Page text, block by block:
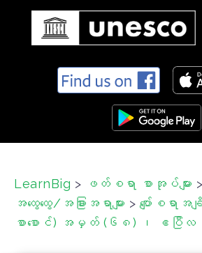
LearnBig > ဖတ်စရာ စာအုပ်များ >
အထွေထွေ/အခြားအရာများ > ပျော်စရာ
စာစောင်) အမှတ် (၆၈) ၊ ဧပ